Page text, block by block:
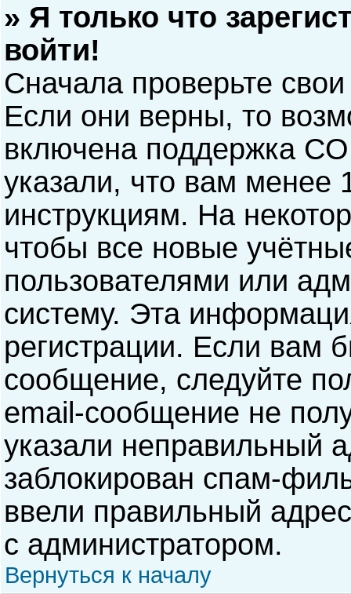
» Я только что
войти!
Сначала проверьте
Если они верны, то
включена поддержка
указали, что вам менее
инструкциям. На
чтобы все новые
пользователями или
систему. Эта
регистрации. Если вам
сообщение, следуйте
email-сообщение не
указали неправильный
заблокирован спам-
ввели правильный
с администратором.
Вернуться к началу